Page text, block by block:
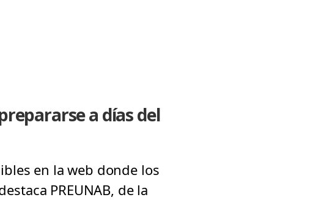
a días del
en la web donde los
PREUNAB, de la